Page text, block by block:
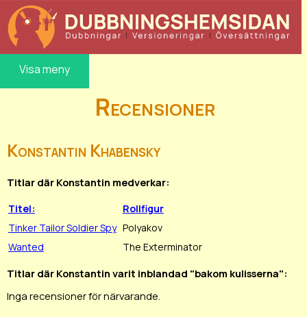
Visa meny
Recensioner
Konstantin Khabensky
Titlar där Konstantin medverkar:
Titel:
Rollfigur
Tinker Tailor Soldier Spy Polyakov
Wanted
The Exterminator
Titlar där Konstantin varit inblandad "bakom kulisserna":
Inga recensioner för närvarande.